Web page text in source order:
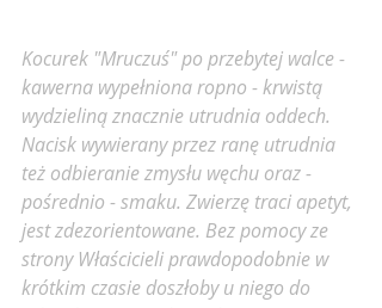
Kocurek "Mruczuś" po przebytej walce -
kawerna wypełniona ropno - krwistą
wydzieliną znacznie utrudnia oddech.
Nacisk wywierany przez ranę utrudnia
też odbieranie zmysłu węchu oraz -
pośrednio - smaku. Zwierzę traci apetyt,
jest zdezorientowane. Bez pomocy ze
strony Właścicieli prawdopodobnie w
krótkim czasie doszłoby u niego do